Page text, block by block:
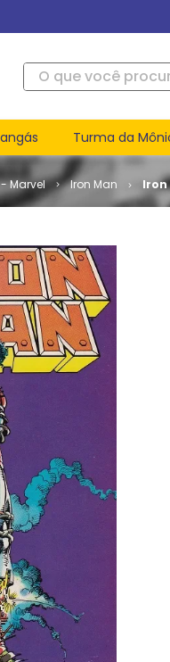
O que você procura?
Turma da
Marvel Iron Man
Iron